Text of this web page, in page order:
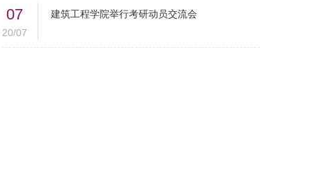
07
20/07
建筑工程学院举行考研动员交流会